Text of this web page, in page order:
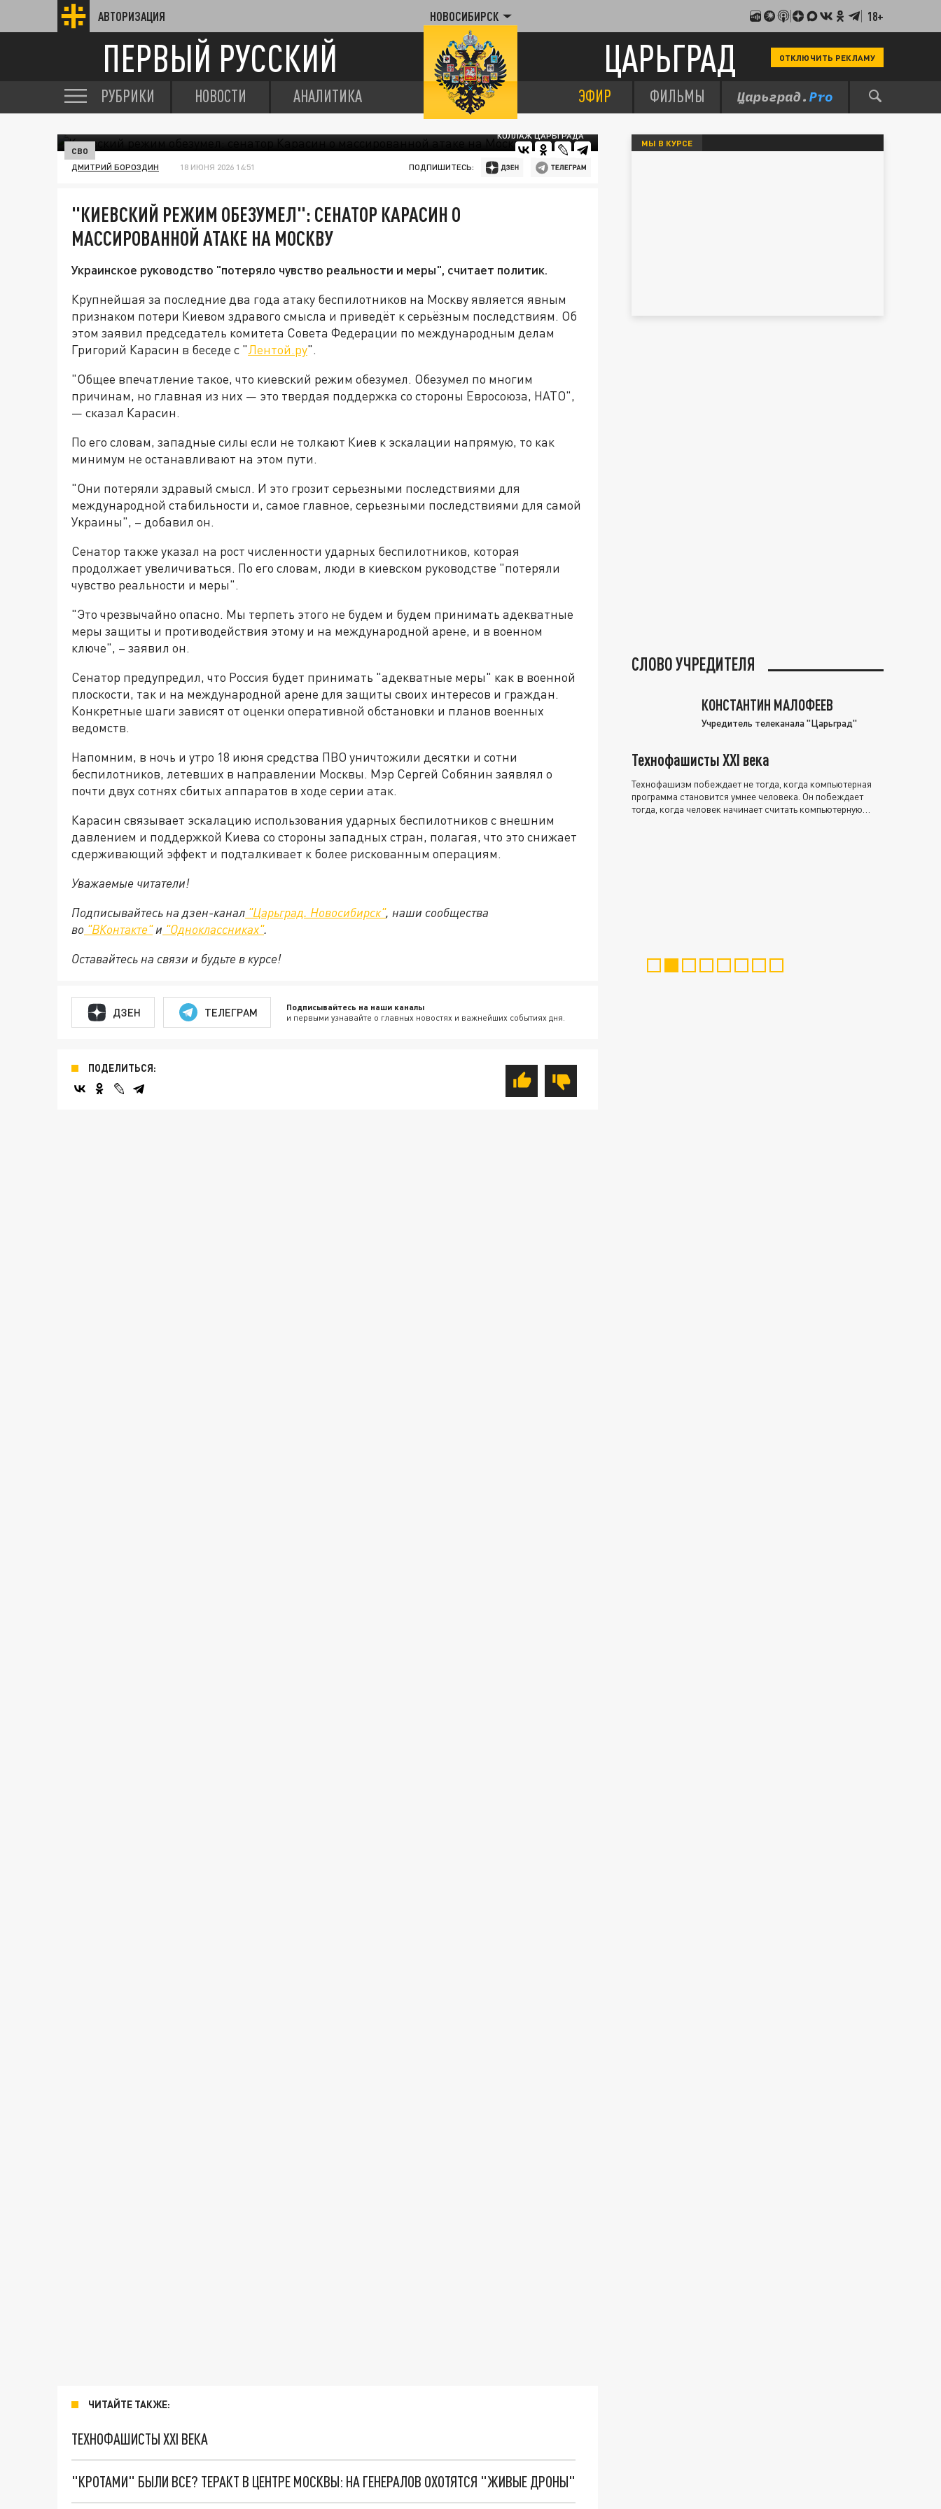
АВТОРИЗАЦИЯ НОВОСИБИРСК 18+
ПЕРВЫЙ РУССКИЙ ЦАРЬГРАД ОТКЛЮЧИТЬ РЕКЛАМУ
РУБРИКИ НОВОСТИ АНАЛИТИКА ЭФИР ФИЛЬМЫ
КОЛЛАЖ ЦАРЬГРАДА
СВО
ДМИТРИЙ БОРОЗДИН 18 ИЮНЯ 2026 14:51 ПОДПИШИТЕСЬ:
"КИЕВСКИЙ РЕЖИМ ОБЕЗУМЕЛ": СЕНАТОР КАРАСИН О
МАССИРОВАННОЙ АТАКЕ НА МОСКВУ
Украинское руководство "потеряло чувство реальности и меры", считает политик.
Крупнейшая за последние два года атаку беспилотников на Москву является явным
признаком потери Киевом здравого смысла и приведёт к серьёзным последствиям. Об
этом заявил председатель комитета Совета Федерации по международным делам
Григорий Карасин в беседе с "Лентой.ру".
"Общее впечатление такое, что киевский режим обезумел. Обезумел по многим
причинам, но главная из них — это твердая поддержка со стороны Евросоюза, НАТО",
— сказал Карасин.
По его словам, западные силы если не толкают Киев к эскалации напрямую, то как
минимум не останавливают на этом пути.
"Они потеряли здравый смысл. И это грозит серьезными последствиями для
международной стабильности и, самое главное, серьезными последствиями для самой
Украины", – добавил он.
Сенатор также указал на рост численности ударных беспилотников, которая
продолжает увеличиваться. По его словам, люди в киевском руководстве "потеряли
чувство реальности и меры".
"Это чрезвычайно опасно. Мы терпеть этого не будем и будем принимать адекватные
меры защиты и противодействия этому и на международной арене, и в военном
ключе", – заявил он.
Сенатор предупредил, что Россия будет принимать "адекватные меры" как в военной
плоскости, так и на международной арене для защиты своих интересов и граждан.
Конкретные шаги зависят от оценки оперативной обстановки и планов военных
ведомств.
Напомним, в ночь и утро 18 июня средства ПВО уничтожили десятки и сотни
беспилотников, летевших в направлении Москвы. Мэр Сергей Собянин заявлял о
почти двух сотнях сбитых аппаратов в ходе серии атак.
Карасин связывает эскалацию использования ударных беспилотников с внешним
давлением и поддержкой Киева со стороны западных стран, полагая, что это снижает
сдерживающий эффект и подталкивает к более рискованным операциям.
Уважаемые читатели!
Подписывайтесь на дзен-канал "Царьград. Новосибирск", наши сообщества
во "ВКонтакте"и "Одноклассниках".
Оставайтесь на связи и будьте в курсе!
ДЗЕН ТЕЛЕГРАМ Подписывайтесь на наши каналы
и первыми узнавайте о главных новостях и важнейших событиях дня.
ПОДЕЛИТЬСЯ:
ЧИТАЙТЕ ТАКЖЕ:
ТЕХНОФАШИСТЫ XXI ВЕКА
"КРОТАМИ" БЫЛИ ВСЕ? ТЕРАКТ В ЦЕНТРЕ МОСКВЫ: НА ГЕНЕРАЛОВ ОХОТЯТСЯ "ЖИВЫЕ ДРОНЫ"
МЫ В КУРСЕ
СЛОВО УЧРЕДИТЕЛЯ
КОНСТАНТИН МАЛОФЕЕВ
Учредитель телеканала "Царьград"
Технофашисты XXI века
Технофашизм побеждает не тогда, когда компьютерная
программа становится умнее человека. Он побеждает
тогда, когда человек начинает считать компьютерную